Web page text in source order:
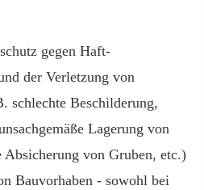
gegen Haft­
der Verletzung von
schlechte Beschilderung,
Lagerung von
Absicherung von Gruben, etc.)
Bauvorhaben - sowohl bei